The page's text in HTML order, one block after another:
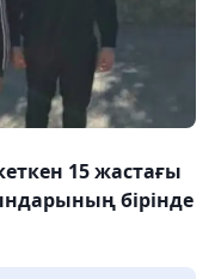
15 жастағы
бірінде